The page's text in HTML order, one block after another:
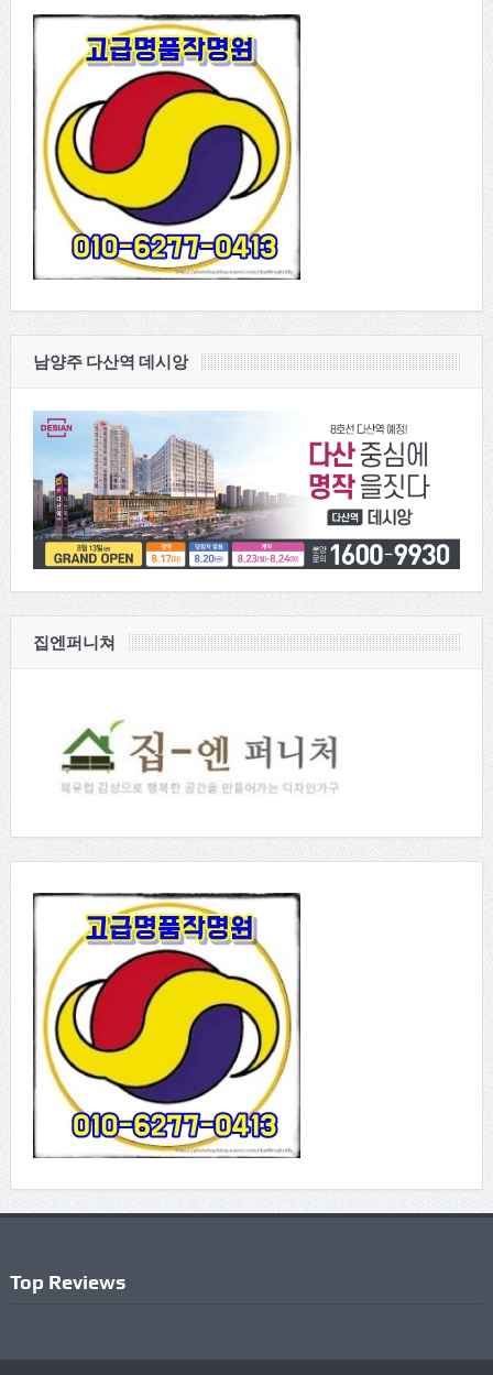
남양주 다산역 데시앙
집엔퍼니쳐
Top Reviews